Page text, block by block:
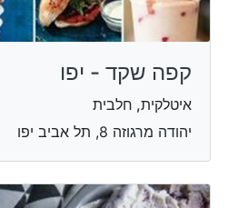
קפה שקד - יפו
איטלקית, חלבית
יהודה מרגוזה 8, תל אביב יפו